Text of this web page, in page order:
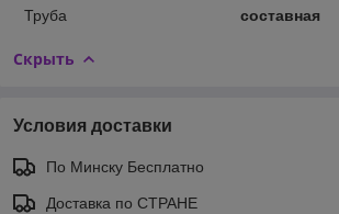
Труба
составная
Скрыть
Условия доставки
По Минску Бесплатно
Доставка по СТРАНЕ